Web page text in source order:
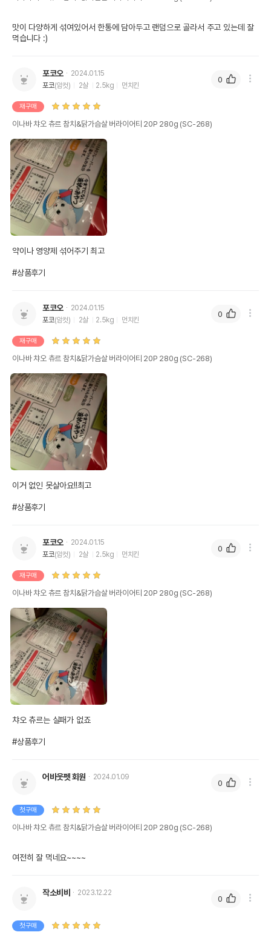
맛이 다양하게 섞여있어서 한통에 담아두고 랜덤으로 골라서 주고 있는데 잘
먹습니다 :)
포코오
2024.01.15
포코(암컷) 2살 2.5kg 먼치킨
재구매
이나바 챠오 츄르 참치&닭가슴살 버라이어티 20P 280g (SC-268)
약이나 영양제 섞어주기 최고
#상품후기
0
포코오
2024.01.15
포코(암컷) 2살 2.5kg 먼치킨
재구매
이나바 챠오 츄르 참치&닭가슴살 버라이어티 20P 280g (SC-268)
이거 없인 못살아요!!최고
#상품후기
0
포코오
2024.01.15
포코(암컷) 2살 2.5kg 먼치킨
재구매
이나바 챠오 츄르 참치&닭가슴살 버라이어티 20P 280g (SC-268)
챠오 츄르는 실패가 없죠
#상품후기
0
어바웃펫 회원 2024.01.09
첫구매
이나바 챠오 츄르 참치&닭가슴살 버라이어티 20P 280g (SC-268)
여전히 잘 먹네요~~~~
0
작소비비 2023.12.22
첫구매
0